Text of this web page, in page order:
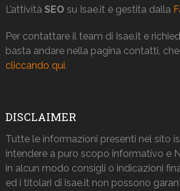
L’attività SEO su Isae.it è gestita dalla
Per contattare il team di Isae.it e
basta andare nella pagina contatti,
cliccando qui.
DISCLAIMER
Tutte le informazioni presenti nel sito
intendere a puro scopo informativo e
in alcun modo consigli o indicazioni
ed i titolari di isae.it non possono